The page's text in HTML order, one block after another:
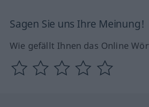
Sagen Sie uns Ihre Meinung!
Wie gefällt Ihnen das Online